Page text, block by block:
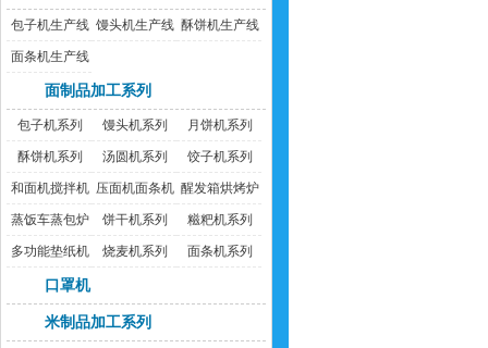
包子机生产线 馒头机生产线 酥饼机生产线
面条机生产线
面制品加工系列
包子机系列 馒头机系列 月饼机系列
酥饼机系列 汤圆机系列 饺子机系列
和面机搅拌机 压面机面条机 醒发箱烘烤炉
蒸饭车蒸包炉 饼干机系列 糍粑机系列
多功能垫纸机 烧麦机系列 面条机系列
口罩机
米制品加工系列